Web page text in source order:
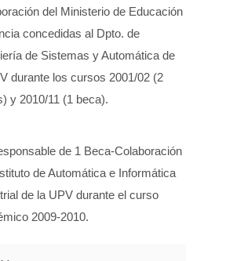
del Ministerio de Educación
concedidas al Dpto. de
de Sistemas y Automática de
durante los cursos 2001/02 (2
y 2010/11 (1 beca).
de 1 Beca-Colaboración
de Automática e Informática
de la UPV durante el curso
2009-2010.